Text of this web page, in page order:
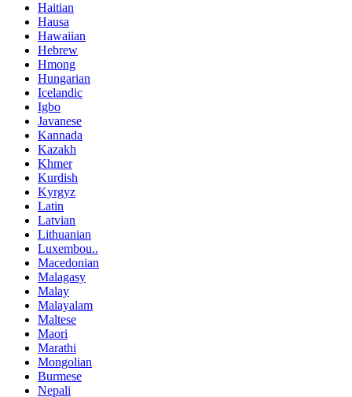
Haitian
Hausa
Hawaiian
Hebrew
Hmong
Hungarian
Icelandic
Igbo
Javanese
Kannada
Kazakh
Khmer
Kurdish
Kyrgyz
Latin
Latvian
Lithuanian
Luxembou..
Macedonian
Malagasy
Malay
Malayalam
Maltese
Maori
Marathi
Mongolian
Burmese
Nepali